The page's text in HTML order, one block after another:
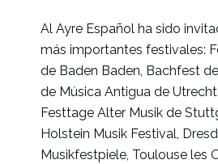
Al Ayre Español ha sido
más importantes festivales:
de Baden Baden, Bachfest
de Música Antigua de
Festtage Alter Musik de
Holstein Musik Festival,
Musikfestpiele, Toulouse les